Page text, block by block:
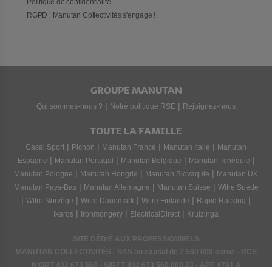
Politique de confidentialité
RGPD : Manutan Collectivités s'engage !
GROUPE MANUTAN
Qui sommes-nous ? | Notre politique RSE | Rejoignez-nous
TOUTE LA FAMILLE
Casal Sport | Pichon | Manutan France | Manutan Italie | Manutan
Espagne | Manutan Portugal | Manutan Belgique | Manutan Tchéquie |
Manutan Pologne | Manutan Hongrie | Manutan Slovaquie | Manutan UK
Manutan Pays-Bas | Manutan Allemagne | Manutan Suisse | Witre Suède
| Witre Norvège | Witre Danemark | Witre Finlande | Rapid Racking |
Ikaros | Ironmongery | ElectricalDirect | Kruizinga
SITE DÉDIÉ AUX PROFESSIONNELS
MANUTAN COLLECTIVITÉS - SAS au capital de 7 560 000 euros - RCS
NIORT 402 673 560 - SIRET 402 673 560 000 23 - APE 4791 A